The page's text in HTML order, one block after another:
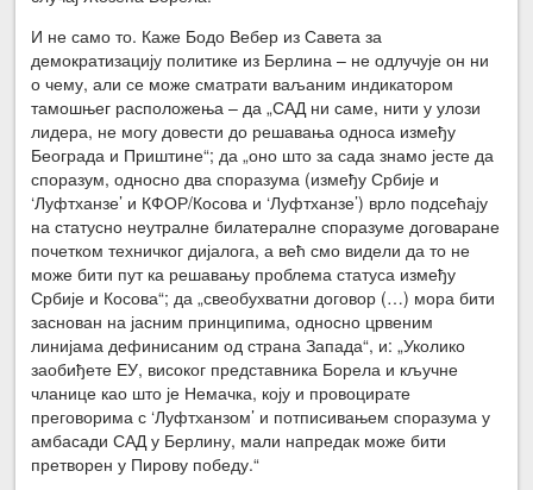
И не само то. Каже Бодо Вебер из Савета за
демократизацију политике из Берлина – не одлучује он ни
о чему, али се може сматрати ваљаним индикатором
тамошњег расположења – да „САД ни саме, нити у улози
лидера, не могу довести до решавања односа између
Београда и Приштине“; да „оно што за сада знамо јесте да
споразум, односно два споразума (између Србије и
‘Луфтханзе’ и КФОР/Косова и ‘Луфтханзе’) врло подсећају
на статусно неутралне билатералне споразуме договаране
почетком техничког дијалога, а већ смо видели да то не
може бити пут ка решавању проблема статуса између
Србије и Косова“; да „свеобухватни договор (…) мора бити
заснован на јасним принципима, односно црвеним
линијама дефинисаним од страна Запада“, и: „Уколико
заобиђете ЕУ, високог представника Борела и кључне
чланице као што је Немачка, коју и провоцирате
преговорима с ‘Луфтханзом’ и потписивањем споразума у
амбасади САД у Берлину, мали напредак може бити
претворен у Пирову победу.“